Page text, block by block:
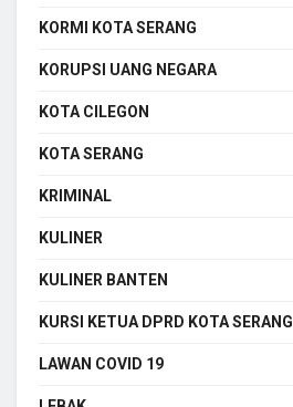
KORMI KOTA SERANG
KORUPSI UANG NEGARA
KOTA CILEGON
KOTA SERANG
KRIMINAL
KULINER
KULINER BANTEN
KURSI KETUA DPRD KOTA SERANG
LAWAN COVID 19